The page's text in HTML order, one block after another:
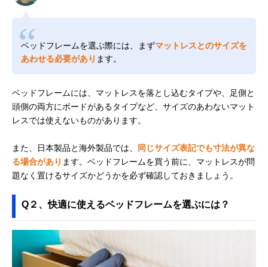
ベッドフレームを選ぶ際には、まずマットレスとのサイズを
あわせる必要があり ます。
ベッドフレームには、マットレスを落とし込むタイプや、足側と
頭側の両方にボードがあるタイプなど、サイズのあわないマット
レスでは使えないものがあります。
また、日本製品と海外製品では、
同じサイズ表記でも寸法が異な
る場合があり ます。ベッドフレームを買う前に、マットレスが問
題なく置けるサイズかどうかを必ず確認しておきましょう。
Q２、快適に使えるベッドフレームを選ぶには？